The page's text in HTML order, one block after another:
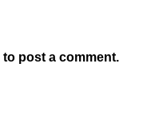
to post a comment.